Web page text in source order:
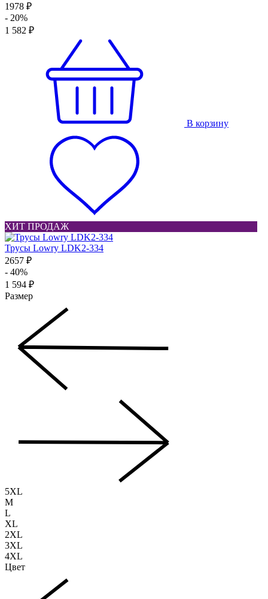
1978 ₽
- 20%
1 582 ₽
В корзину
ХИТ ПРОДАЖ
Трусы Lowry LDK2-334
2657 ₽
- 40%
1 594 ₽
Размер
5XL
M
L
XL
2XL
3XL
4XL
Цвет